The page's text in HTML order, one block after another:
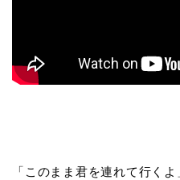
「このまま君を連れて行く